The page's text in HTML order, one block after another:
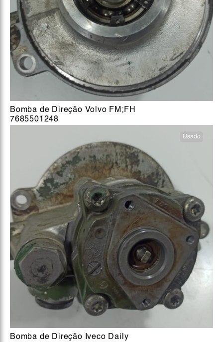
Bomba de Direção Volvo FM;FH
7685501248
Usado
Bomba de Direção Iveco Daily